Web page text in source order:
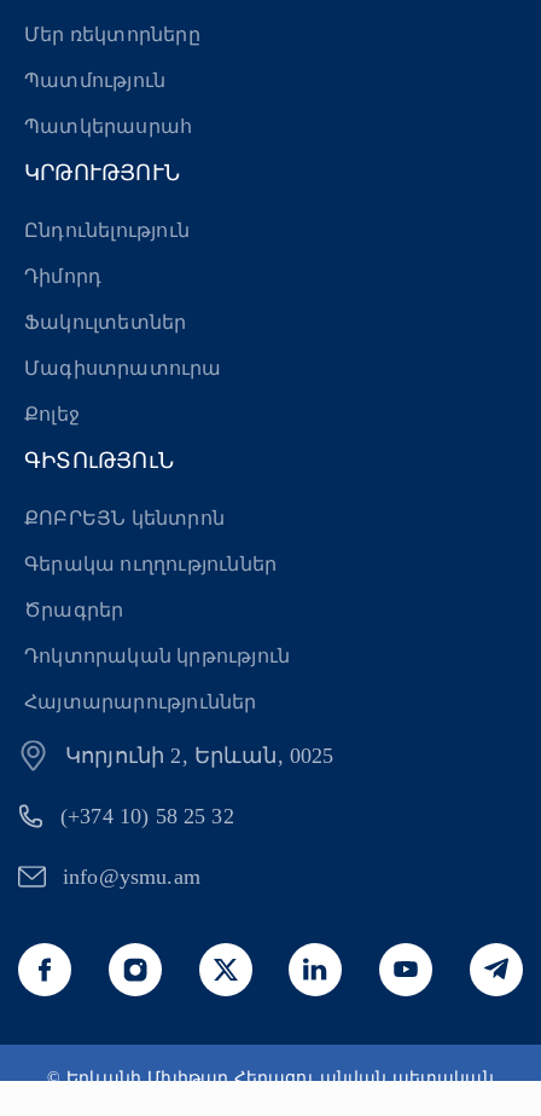
Մեր ռեկտորները
Պատմություն
Պատկերասրահ
ԿՐԹՈՒԹՅՈՒՆ
Ընդունելություն
Դիմորդ
Ֆակուլտետներ
Մագիստրատուրա
Քոլեջ
ԳԻՏՈւԹՅՈւՆ
ՔՈԲՐԵՅՆ կենտրոն
Գերակա ուղղություններ
Ծրագրեր
Դոկտորական կրթություն
Հայտարարություններ
Կորյունի 2, Երևան, 0025
(+374 10) 58 25 32
info@ysmu.am
© Երևանի Մխիթար Հերացու անվան պետական